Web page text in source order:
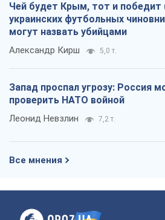
Чей будет Крым, тот и победит
украинских футбольных
могут назвать убийцами
Александр Кирш 5,0 т.
Запад проспал угрозу: Россия
проверить НАТО войной
Леонид Невзлин 7,2 т.
Все мнения